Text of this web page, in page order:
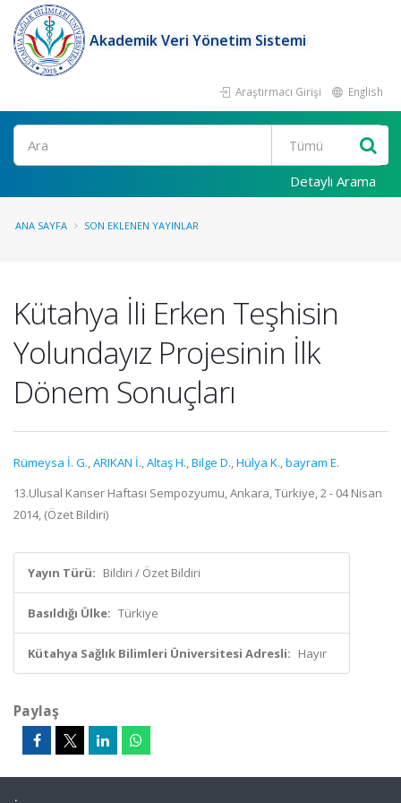
Akademik Veri Yönetim Sistemi
Araştırmacı Girişi English
Ara
Detaylı Arama
ANA SAYFA SON EKLENEN YAYINLAR
Kütahya İli Erken Teşhisin
Yolundayız Projesinin İlk
Dönem Sonuçları
Rümeysa İ. G.,ARIKAN İ.,Altaş H.,Bilge D.,Hülya K.,bayram E.
13.Ulusal Kanser Haftası Sempozyumu, Ankara, Türkiye, 2 - 04 Nisan
2014, (Özet Bildiri)
Yayın Türü: Bildiri / Özet Bildiri
Basıldığı Ülke: Türkiye
Kütahya Sağlık Bilimleri Üniversitesi Adresli: Hayır
Paylaş